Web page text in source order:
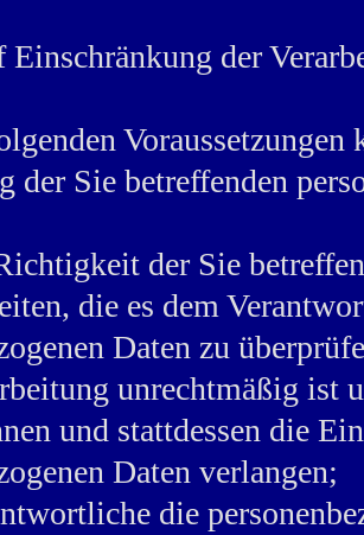
Einschränkung der
der Sie betreffenden
der Sie
die es dem
Daten zu
unrechtmäßig ist
und stattdessen die
Daten verlangen;
die